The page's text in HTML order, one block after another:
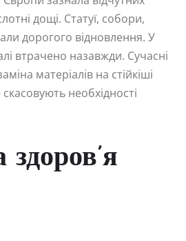
дощі. Статуї, собори,
дорогого відновлення. У
втрачено назавжди. Сучасні
матеріалів на стійкіші
необхідності